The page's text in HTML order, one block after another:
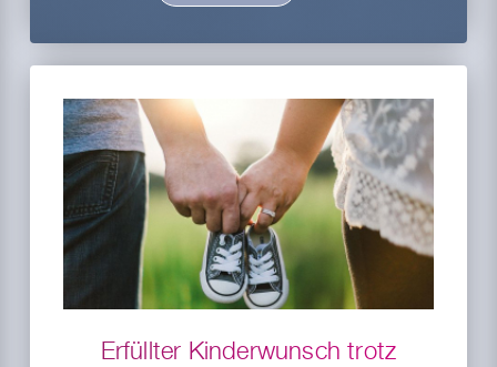
Erfüllter Kinderwunsch trotz